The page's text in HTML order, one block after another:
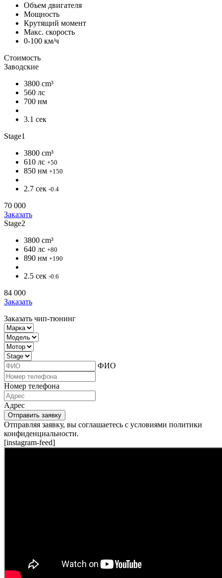
Объем двигателя
Мощность
Крутящий момент
Макс. скорость
0-100 км/ч
Стоимость
Заводские
3800 cm³
560 лс
700 нм
3.1 сек
Stage1
3800 cm³
610 лс +50
850 нм +150
2.7 сек -0.4
70 000
Заказать
Stage2
3800 cm³
640 лс +80
890 нм +190
2.5 сек -0.6
84 000
Заказать
Заказать чип-тюнинг
ФИО
Номер телефона
Адрес
Отправить заявку
Отправляя заявку, вы соглашаетесь с условиями политики
конфиденциальности.
[instagram-feed]